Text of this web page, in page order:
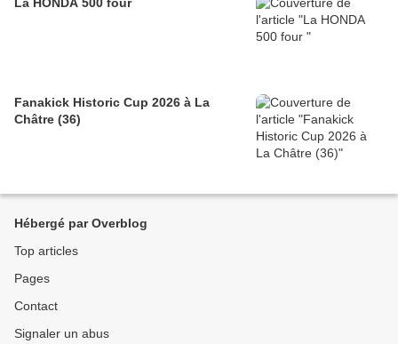
Fanakick Historic Cup 2026 à La
Châtre (36)
Hébergé par Overblog
Top articles
Pages
Contact
Signaler un abus